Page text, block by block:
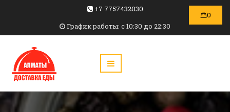
+7 7757432030
График работы: c 10:30 до 22:30
0